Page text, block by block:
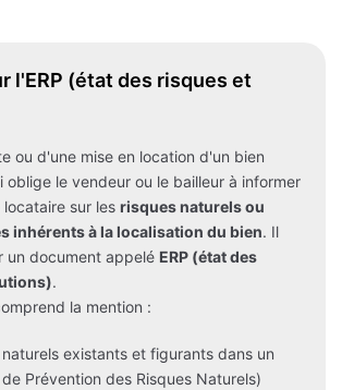
l'ERP (état des risques et
ou d'une mise en location d'un bien
oblige le vendeur ou le bailleur à informer
sur les risques naturels ou
inhérents à la localisation du bien. Il
un document appelé ERP (état des
.
la mention :
existants et figurants dans un
de Prévention des Risques Naturels)